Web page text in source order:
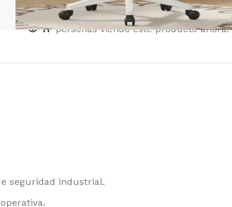
11 personas viendo este producto ahora!
seguridad industrial.